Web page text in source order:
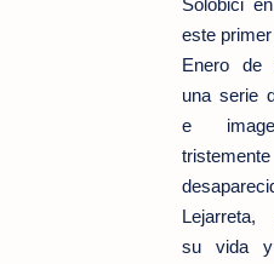
este
Enero de
una serie
e
tristemente
Lejarreta,
su vida y